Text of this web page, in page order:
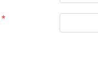
*